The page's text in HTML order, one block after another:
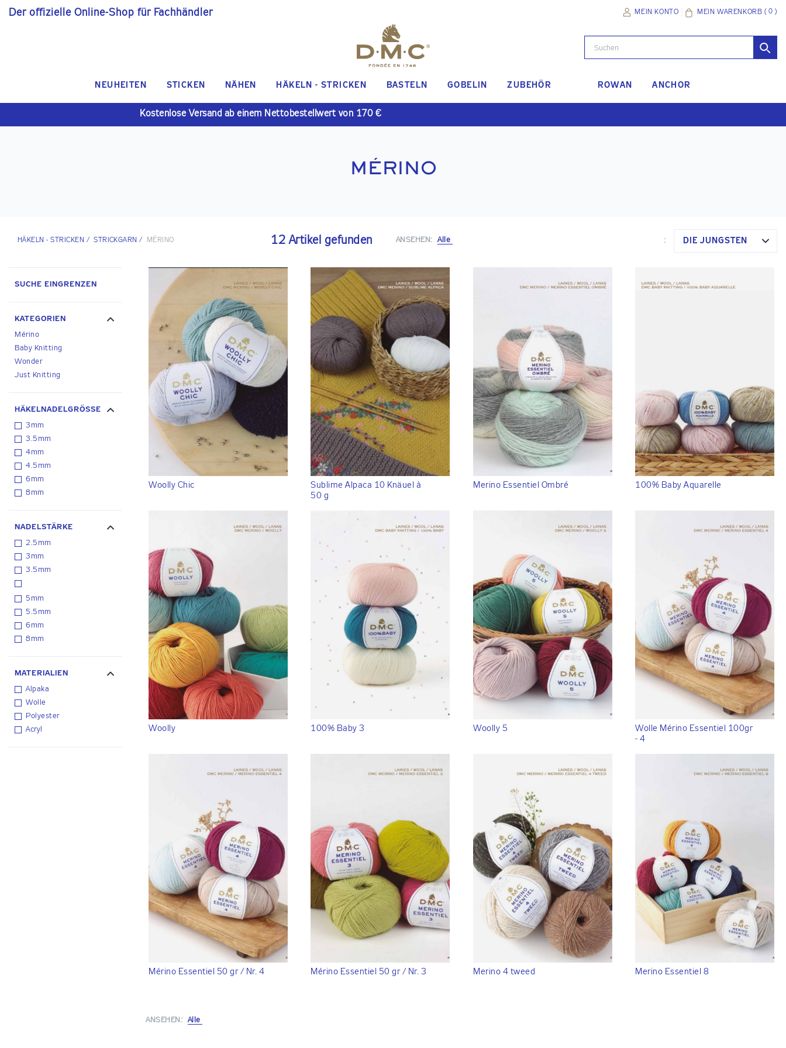
Der offizielle Online-Shop für Fachhändler MEIN KONTO MEIN WARENKORB ( 0 )
NEUHEITEN STICKEN NÄHEN HÄKELN - STRICKEN BASTELN GOBELIN ZUBEHÖR ROWAN ANCHOR
Kostenlose Versand ab einem Nettobestellwert von 170 €
MÉRINO
HÄKELN - STRICKEN /STRICKGARN / MÉRINO 12 Artikel gefunden ANSEHEN: Alle : DIE JÜNGSTEN
SUCHE EINGRENZEN
KATEGORIEN
Mérino
Baby Knitting
Wonder
Just Knitting
HÄKELNADELGRÖSSE
3mm
3.5mm
4mm
4.5mm
6mm
8mm
NADELSTÄRKE
2.5mm
3mm
3.5mm
5mm
5.5mm
6mm
8mm
MATERIALIEN
Alpaka
Wolle
Polyester
Acryl
Woolly Chic
Sublime Alpaca 10 Knäuel à
50 g
Merino Essentiel Ombré 100% Baby Aquarelle
Woolly 100% Baby 3 Woolly 5
Wolle Mérino Essentiel 100gr
- 4
Mérino Essentiel 50 gr / Nr. 4 Mérino Essentiel 50 gr / Nr. 3 Merino 4 tweed Merino Essentiel 8
ANSEHEN: Alle